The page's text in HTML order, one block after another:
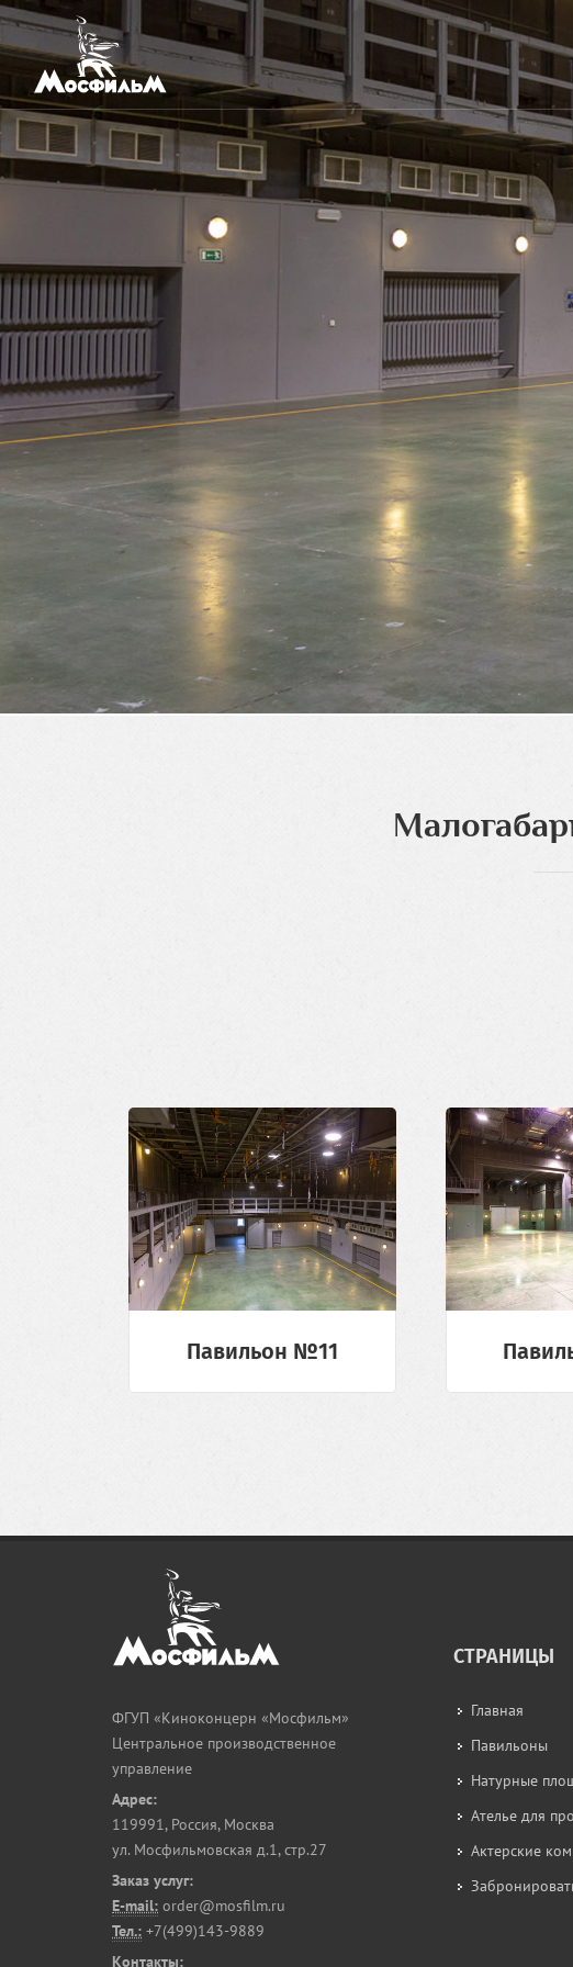
Павильон №11
ФГУП «Киноконцерн «Мосфильм»
Центральное производственное
управление
Адрес:
119991, Россия, Москва
ул. Мосфильмовская д.1, стр.27
Заказ услуг:
E-mail: order@mosfilm.ru
Тел.: +7(499)143-9889
Контакты:
СТРАНИЦЫ
Главная
Павильоны
Натурные
Ателье для
Актерские